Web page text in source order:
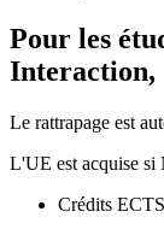
Pour les
Interaction,
Le rattrapage est
L'UE est acquise si
Crédits